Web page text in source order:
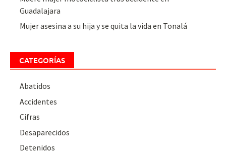
Guadalajara
Mujer asesina a su hija y se quita la vida en Tonalá
CATEGORÍAS
Abatidos
Accidentes
Cifras
Desaparecidos
Detenidos